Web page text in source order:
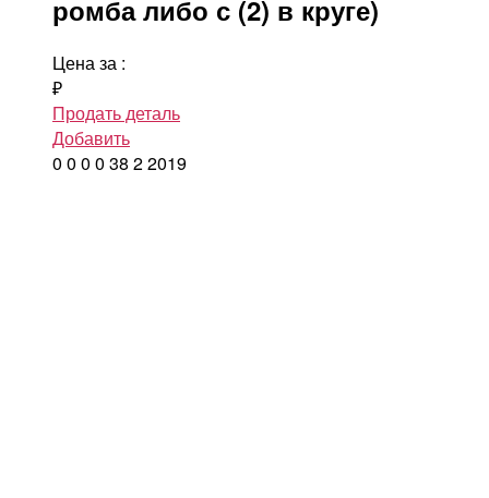
ромба либо с (2) в круге)
Цена за :
₽
Продать деталь
Добавить
0 0 0 0 38 22019